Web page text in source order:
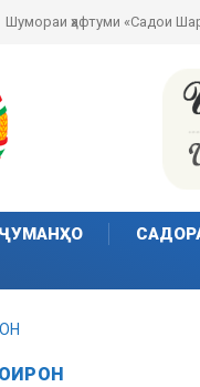
Шарқ»Пешвои ҳаракати